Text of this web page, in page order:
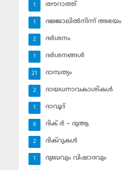
തൗറാത്ത്
1
ദജ്ജാലില്‍നിന്ന് അഭയം
1
ദര്‍ശനം
2
ദര്‍ശനങ്ങള്‍
1
ദാമ്പത്യം
21
ദായധനാവകാശികള്‍
2
ദാവൂദ്‌
1
ദിക് ര്‍ – ദുആ
6
ദിക്‌റുകള്‍
2
ദുഃഖവും വിഷാദവും
1